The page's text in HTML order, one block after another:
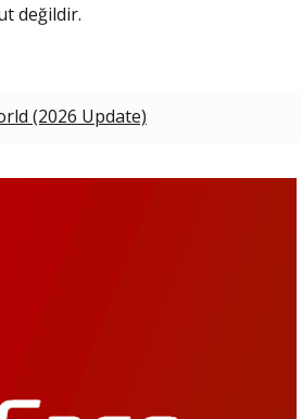
değildir.
(2026 Update)